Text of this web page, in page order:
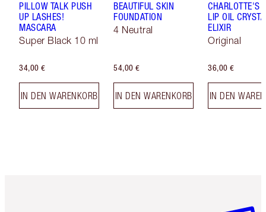
PILLOW TALK PUSH
UP LASHES!
MASCARA
Super Black 10 ml
34,00 €
IN DEN WARENKORB
BEAUTIFUL SKIN
FOUNDATION
4 Neutral
54,00 €
IN DEN WARENKORB
CHARLOTTE'S
LIP OIL
ELIXIR
Original
36,00 €
IN DEN